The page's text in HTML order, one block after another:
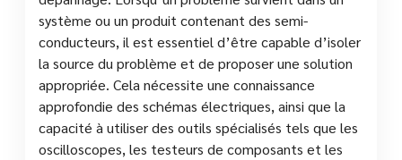
système ou un produit contenant des semi-
conducteurs, il est essentiel d’être capable d’isoler
la source du problème et de proposer une solution
appropriée. Cela nécessite une connaissance
approfondie des schémas électriques, ainsi que la
capacité à utiliser des outils spécialisés tels que les
oscilloscopes, les testeurs de composants et les